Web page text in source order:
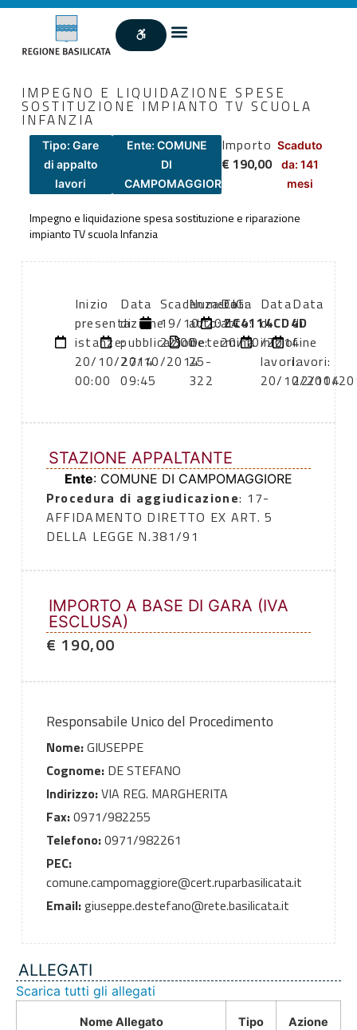
IMPEGNO E LIQUIDAZIONE SPESE
SOSTITUZIONE IMPIANTO TV SCUOLA
INFANZIA
Tipo: Gare
di appalto
lavori
Ente: COMUNE
DI
CAMPOMAGGIORE
Importo
€ 190,00
Scaduto
da: 141
mesi
Impegno e liquidazione spesa sostituzione e riparazione
impianto TV scuola Infanzia
Inizio
presentazione
istanze:
20/10/2014
00:00
Data
di
pubblicazione:
27/10/2014
09:45
Scadenza:
19/10/2014
22:00
Numero
atto:
Determina
25-
322
Data
atto:
20/10/2014
CIG:
ZC4114CD4D
Data
di
inizio
lavori:
20/10/2014
Data
di
fine
lavori:
22/10/
STAZIONE APPALTANTE
Ente: COMUNE DI CAMPOMAGGIORE
Procedura di aggiudicazione: 17-
AFFIDAMENTO DIRETTO EX ART. 5
DELLA LEGGE N.381/91
IMPORTO A BASE DI GARA (IVA
ESCLUSA)
€ 190,00
Responsabile Unico del Procedimento
Nome:GIUSEPPE
Cognome:DE STEFANO
Indirizzo:VIA REG. MARGHERITA
Fax:0971/982255
Telefono:0971/982261
PEC:
comune.campomaggiore@cert.ruparbasilicata.it
Email:giuseppe.destefano@rete.basilicata.it
ALLEGATI
Scarica tutti gli allegati
Nome Allegato Tipo Azione